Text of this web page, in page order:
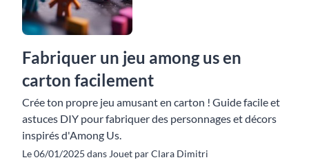
Fabriquer un jeu among us en
carton facilement
Crée ton propre jeu amusant en carton ! Guide facile et
astuces DIY pour fabriquer des personnages et décors
inspirés d'Among Us.
Le 06/01/2025 dans Jouet par Clara Dimitri